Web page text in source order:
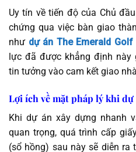
Uy tín về tiến độ của Chủ
chứng qua việc bàn giao
như dự án The Emerald Golf
lực đã được khẳng định này
tin tưởng vào cam kết giao
Lợi ích về mặt pháp lý khi
Khi dự án xây dựng nhanh
quan trọng, quá trình cấp
(sổ hồng) sau này sẽ diễn